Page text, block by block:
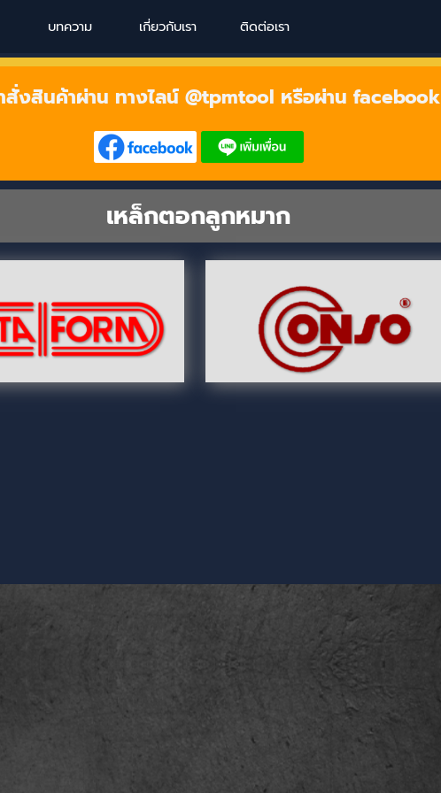
บทความ เกี่ยวกับเรา ติดต่อเรา
งสินค้าผ่าน ทางไลน์ @tpmtool หรือผ่าน facebook
เหล็กตอกลูกหมาก